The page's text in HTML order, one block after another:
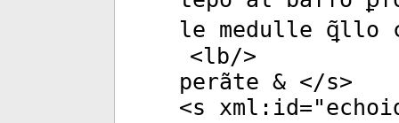
le medulle ꝗ̃llo
<lb/>
perãte & </s>
<s xml:id="